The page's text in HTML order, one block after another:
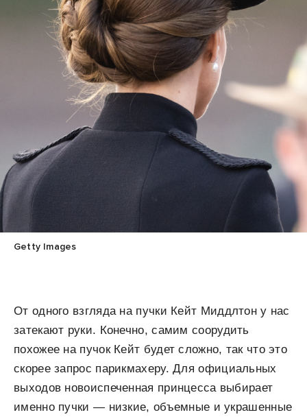
Getty Images
От одного взгляда на пучки Кейт Миддлтон у нас
затекают руки. Конечно, самим соорудить
похожее на пучок Кейт будет сложно, так что это
скорее запрос парикмахеру. Для официальных
выходов новоиспеченная принцесса выбирает
именно пучки — низкие, объемные и украшенные